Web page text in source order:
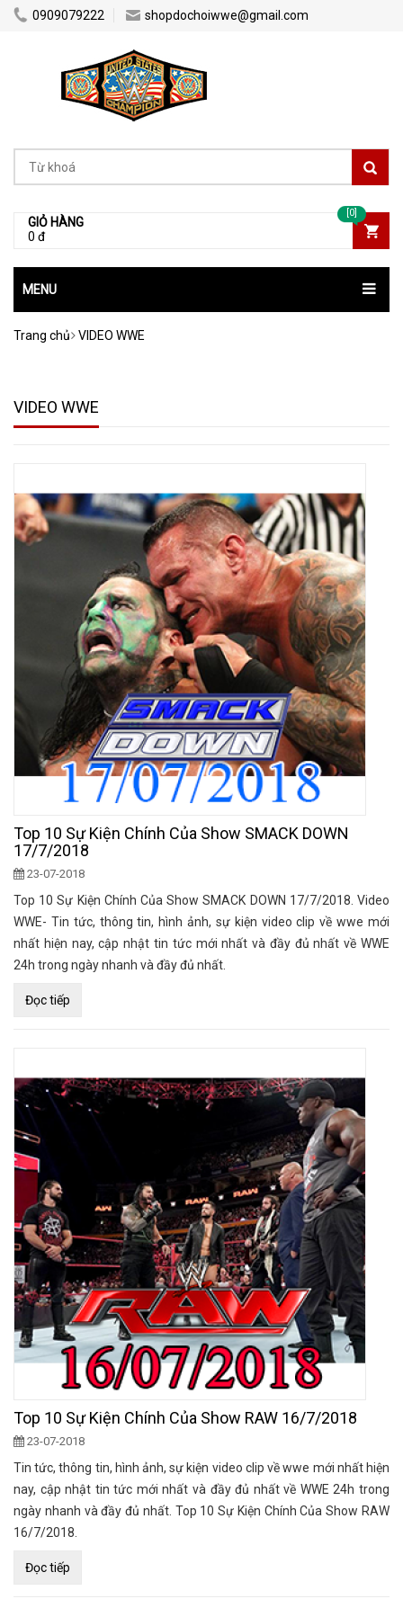
0909079222 shopdochoiwwe@gmail.com
GIỎ HÀNG
0 đ
[0]
MENU
Trang chủ VIDEO WWE
VIDEO WWE
Top 10 Sự Kiện Chính Của Show SMACK DOWN
17/7/2018
23-07-2018
Top 10 Sự Kiện Chính Của Show SMACK DOWN 17/7/2018. Video
WWE- Tin tức, thông tin, hình ảnh, sự kiện video clip về wwe mới
nhất hiện nay, cập nhật tin tức mới nhất và đầy đủ nhất về WWE
24h trong ngày nhanh và đầy đủ nhất.
Đọc tiếp
Top 10 Sự Kiện Chính Của Show RAW 16/7/2018
23-07-2018
Tin tức, thông tin, hình ảnh, sự kiện video clip về wwe mới nhất hiện
nay, cập nhật tin tức mới nhất và đầy đủ nhất về WWE 24h trong
ngày nhanh và đầy đủ nhất. Top 10 Sự Kiện Chính Của Show RAW
16/7/2018.
Đọc tiếp